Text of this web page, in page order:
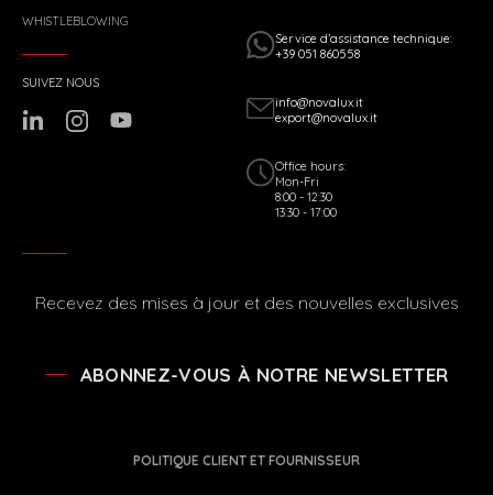
WHISTLEBLOWING
Service d’assistance technique:
+39 051 860558
info@novalux.it
export@novalux.it
Office hours:
Mon-Fri
8:00 - 12:30
13:30 - 17:00
SUIVEZ NOUS
Recevez des mises à jour et des nouvelles exclusives
ABONNEZ-VOUS À NOTRE NEWSLETTER
POLITIQUE CLIENT ET FOURNISSEUR